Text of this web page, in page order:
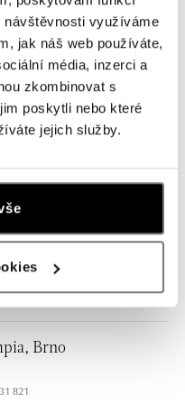
využíváme
jak náš web používáte,
média, inzerci a
zkombinovat s
poskytli nebo které
jejich služby.
Nová Karolina,
187
Praha 5
889
Brno
821